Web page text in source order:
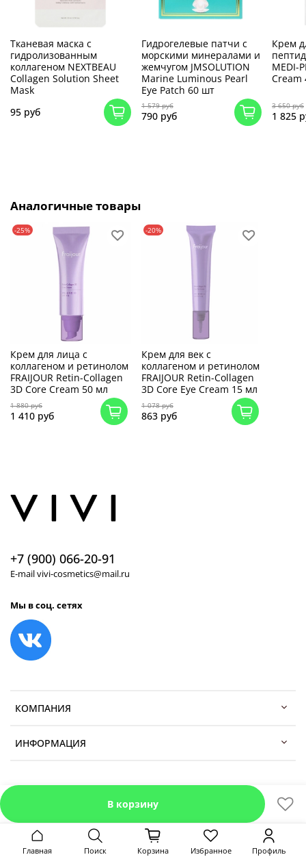
В корзину
Тканевая маска с
гидролизованным
коллагеном NEXTBEAU
Collagen Solution Sheet
Mask
95 руб
Гидрогелевые патчи с
морскими минералами и
жемчугом JMSOLUTION
Marine Luminous Pearl
Eye Patch 60 шт
1 579 руб
790 руб
Крем
MEDI-
Cream
3 650 руб
1 825
Аналогичные товары
-25%
Крем для лица с
коллагеном и ретинолом
FRAIJOUR Retin-Collagen
3D Core Cream 50 мл
1 880 руб
1 410 руб
-20%
Крем для век с
коллагеном и ретинолом
FRAIJOUR Retin-Collagen
3D Core Eye Cream 15 мл
1 078 руб
863 руб
КОМПАНИЯ
ИНФОРМАЦИЯ
+7 (900) 066-20-91
E-mail vivi-cosmetics@mail.ru
Мы в соц. сетях
Главная Поиск Корзина Избранное Профиль